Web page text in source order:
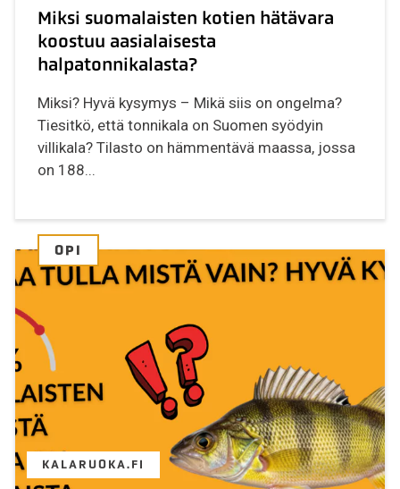
Miksi suomalaisten kotien hätävara
koostuu aasialaisesta
halpatonnikalasta?
Miksi? Hyvä kysymys – Mikä siis on ongelma?
Tiesitkö, että tonnikala on Suomen syödyin
villikala? Tilasto on hämmentävä maassa, jossa
on 188...
OPI
KALARUOKA.FI